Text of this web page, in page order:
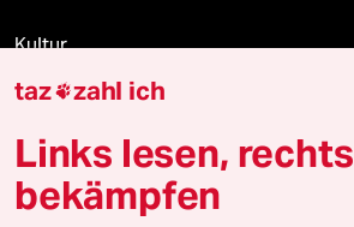
Kultur
Sport
Berlin
taz zahl ich
Links lesen, rechts
bekämpfen